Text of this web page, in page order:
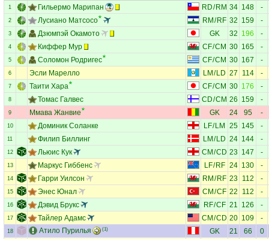
1 Гильермо Марипан RD/ RM 34 148 -
2 Лусиано Матсосо RM / RF 32 159 -
3 Дзюмпэй Окамото GK 32 196 -
4 Киффер Мур CF/CM 30 165 -
5 Соломон Родригес CF/CM 30 167 -
6 Эсли Марелло LM / LD 27 114 -
7 Таити Хара CF/CM 30 176 -
8 Томас Галвес CD/CM 26 159 -
9 Ммава Жанвие GK 24 95 -
10 Доминик Соланке LF/ LM 25 145 -
11 Филип Биллинг LM / LD 24 144 -
12 Льюис Кук CM /CD 23 147 -
13 Маркус Гиббенс LF/RF 24 130 -
14 Гарри Уилсон RM / RF 23 112 -
15 Энес Юнал CM /CF 22 112 -
16 Дэвид Брукс RF/CF 21 126 -
17 Тайлер Адамс CM /CD 20 109 -
18 Атило Пурилья (1) GK 21 66 0